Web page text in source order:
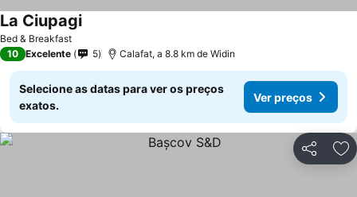
Bed & Breakfast
La Ciupagi
10 Excelente 5 Calafat, a 8.8 km de Widin
Selecione as datas para ver os preços
exatos.
Ver preços
Partilhar